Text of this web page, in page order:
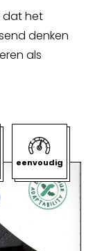
dat het
denken
als
eenvoudig